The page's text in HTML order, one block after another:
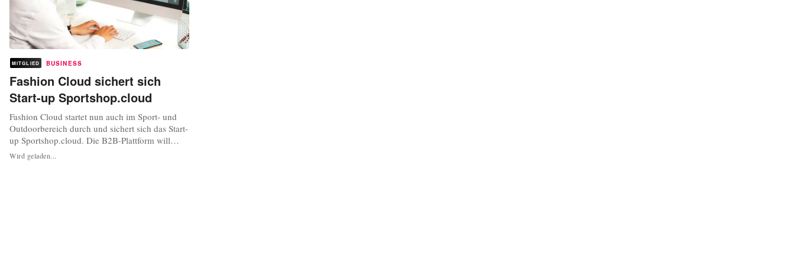
MITGLIED BUSINESS
Fashion Cloud sichert sich
Start-up Sportshop.cloud
Fashion Cloud startet nun auch im Sport- und
Outdoorbereich durch und sichert sich das Start-
up Sportshop.cloud. Die B2B-Plattform will
durch den Zusammenschluss auch im
Sporthandel als einheitliche Branchenlösung
Wird geladen...